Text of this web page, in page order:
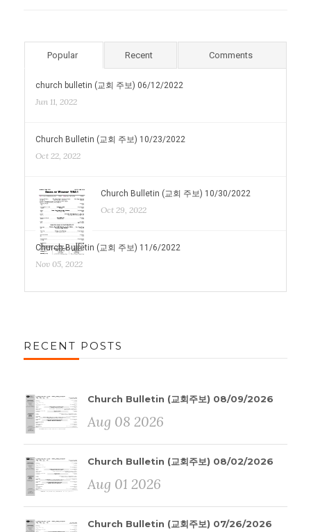
Popular Recent Comments
church bulletin (교회 주보) 06/12/2022
Jun 11, 2022
Church Bulletin (교회 주보) 10/23/2022
Oct 22, 2022
Church Bulletin (교회 주보) 10/30/2022
Oct 29, 2022
Church Bulletin (교회 주보) 11/6/2022
Nov 05, 2022
RECENT POSTS
Church Bulletin (교회주보) 08/09/2026
Aug 08 2026
Church Bulletin (교회주보) 08/02/2026
Aug 01 2026
Church Bulletin (교회주보) 07/26/2026